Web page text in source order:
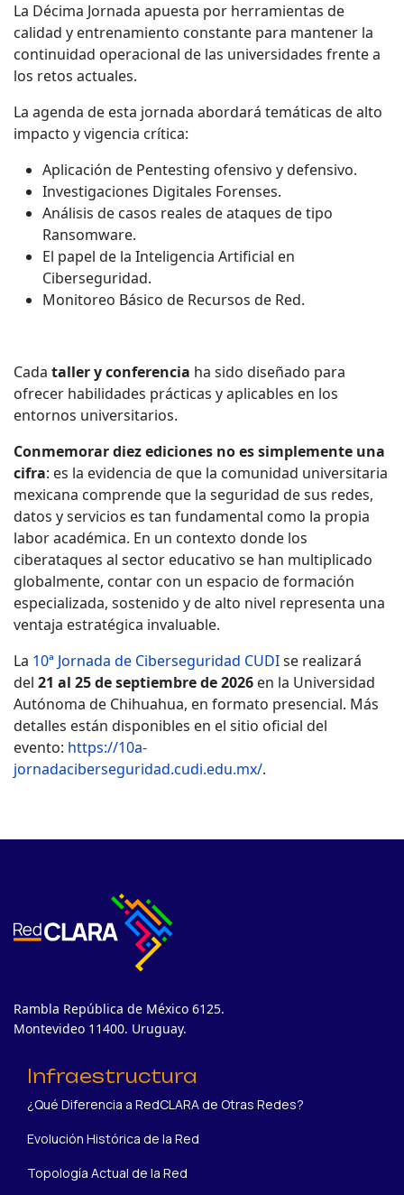
La Décima Jornada apuesta por herramientas de
calidad y entrenamiento constante para mantener la
continuidad operacional de las universidades frente a
los retos actuales.
La agenda de esta jornada abordará temáticas de alto
impacto y vigencia crítica:
Aplicación de Pentesting ofensivo y defensivo.
Investigaciones Digitales Forenses.
Análisis de casos reales de ataques de tipo
Ransomware.
El papel de la Inteligencia Artificial en
Ciberseguridad.
Monitoreo Básico de Recursos de Red.
Cada taller y conferencia ha sido diseñado para
ofrecer habilidades prácticas y aplicables en los
entornos universitarios.
Conmemorar diez ediciones no es simplemente una
cifra: es la evidencia de que la comunidad universitaria
mexicana comprende que la seguridad de sus redes,
datos y servicios es tan fundamental como la propia
labor académica. En un contexto donde los
ciberataques al sector educativo se han multiplicado
globalmente, contar con un espacio de formación
especializada, sostenido y de alto nivel representa una
ventaja estratégica invaluable.
La 10ª Jornada de Ciberseguridad CUDIse realizará
del 21 al 25 de septiembre de 2026 en la Universidad
Autónoma de Chihuahua, en formato presencial. Más
detalles están disponibles en el sitio oficial del
evento: https://10a-
jornadaciberseguridad.cudi.edu.mx/.
Rambla República de México 6125.
Montevideo 11400. Uruguay.
Infraestructura
¿Qué Diferencia a RedCLARA de Otras Redes?
Evolución Histórica de la Red
Topología Actual de la Red